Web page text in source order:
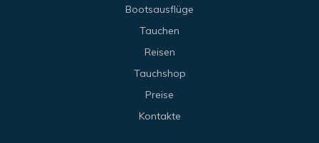
Bootsausflüge
Tauchen
Reisen
Tauchshop
Preise
Kontakte